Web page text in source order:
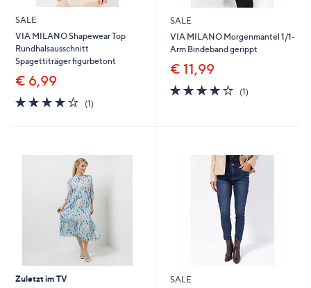
SALE
VIA MILANO Shapewear Top
Rundhalsausschnitt
Spagettiträger figurbetont
€ 6,99
4.0
von
(1)1
SALE
VIA MILANO Morgenmantel 1/1-
Arm Bindeband gerippt
€ 11,99
4.0
von
(1)
Zuletzt im TV
SALE